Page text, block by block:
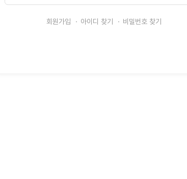
회원가입 아이디 찾기 비밀번호 찾기